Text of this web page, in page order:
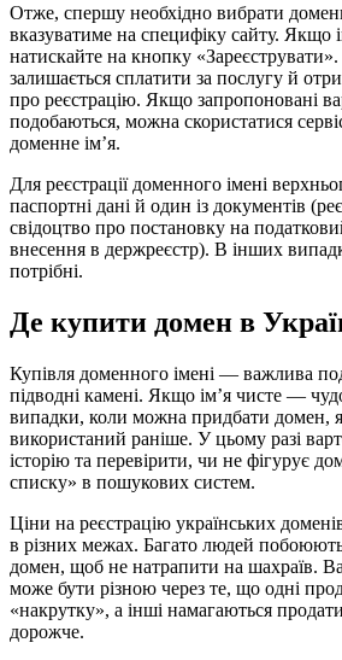
Отже, спершу необхідно вибрати
вказуватиме на специфіку сайту. Якщо
натискайте на кнопку
залишається сплатити за послугу й
про реєстрацію. Якщо запропоновані
подобаються, можна скористатися
доменне ім’я.
Для реєстрації доменного імені
паспортні дані й один із документів
свідоцтво про постановку на
внесення в держреєстр). В інших
потрібні.
Де купити домен в
Купівля доменного імені — важлива
підводні камені. Якщо ім’я чисте —
випадки, коли можна придбати домен,
використаний раніше. У цьому разі
історію та перевірити, чи не фігурує
списку» в пошукових систем.
Ціни на реєстрацію українських
в різних межах. Багато людей
домен, щоб не натрапити на шахраїв.
може бути різною через те, що одні
«накрутку», а інші намагаються
дорожче.